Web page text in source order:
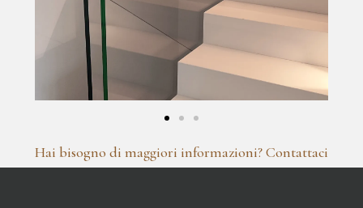
Hai bisogno di maggiori informazioni? Contattaci